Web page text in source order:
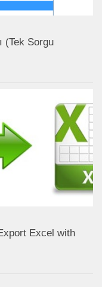
(Tek Sorgu
Excel with